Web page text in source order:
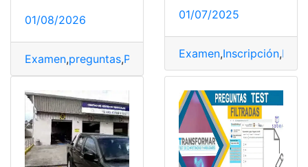
01/08/2026
Examen,preguntas,Preguntas filtradas,SENESCYT
01/07/2025
Examen,Inscripción,